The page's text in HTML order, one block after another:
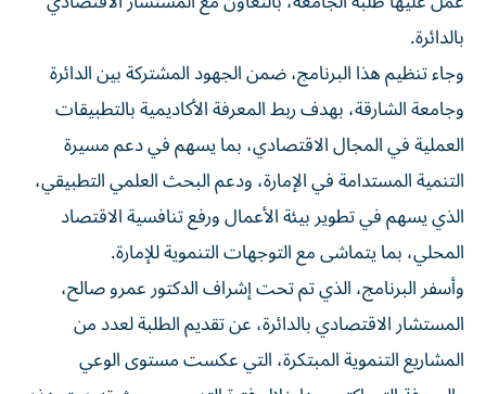
بالدائرة.
وجاء تنظيم هذا البرنامج، ضمن الجهود المشتركة بين الدائرة
وجامعة الشارقة، بهدف ربط المعرفة الأكاديمية بالتطبيقات
العملية في المجال الاقتصادي، بما يسهم في دعم مسيرة
التنمية المستدامة في الإمارة، ودعم البحث العلمي التطبيقي،
الذي يسهم في تطوير بيئة الأعمال ورفع تنافسية الاقتصاد
المحلي، بما يتماشى مع التوجهات التنموية للإمارة.
وأسفر البرنامج، الذي تم تحت إشراف الدكتور عمرو صالح،
المستشار الاقتصادي بالدائرة، عن تقديم الطلبة لعدد من
المشاريع التنموية المبتكرة، التي عكست مستوى الوعي